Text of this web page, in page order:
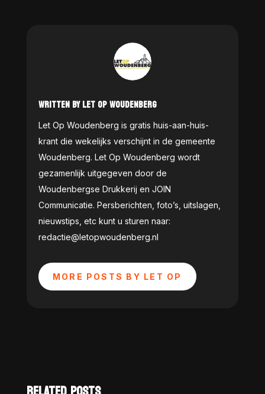
WRITTEN BY LET OP WOUDENBERG
Let Op Woudenberg is gratis huis-aan-huis-
krant die wekelijks verschijnt in de gemeente
Woudenberg. Let Op Woudenberg wordt
gezamenlijk uitgegeven door de
Woudenbergse Drukkerij en JOIN
Communicatie. Persberichten, foto’s, uitslagen,
nieuwstips, etc kunt u sturen naar:
redactie@letopwoudenberg.nl
MORE POSTS BY LET OP